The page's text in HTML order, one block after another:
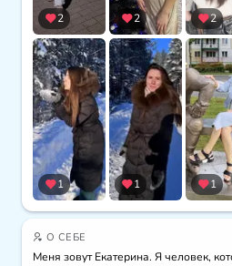
2 2 2
1 1 1
О СЕБЕ
Меня зовут Екатерина. Я человек,